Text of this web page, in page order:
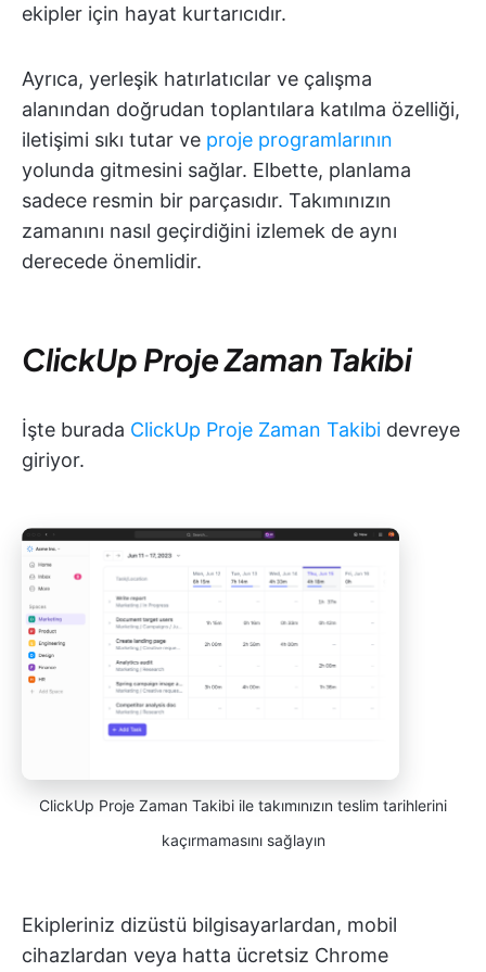
ekipler için hayat kurtarıcıdır.
Ayrıca, yerleşik hatırlatıcılar ve çalışma
alanından doğrudan toplantılara katılma özelliği,
iletişimi sıkı tutar ve proje programlarının
yolunda gitmesini sağlar. Elbette, planlama
sadece resmin bir parçasıdır. Takımınızın
zamanını nasıl geçirdiğini izlemek de aynı
derecede önemlidir.
ClickUp Proje Zaman Takibi
İşte burada ClickUp Proje Zaman Takibi devreye
giriyor.
ClickUp Proje Zaman Takibi ile takımınızın teslim tarihlerini
kaçırmamasını sağlayın
Ekipleriniz dizüstü bilgisayarlardan, mobil
cihazlardan veya hatta ücretsiz Chrome